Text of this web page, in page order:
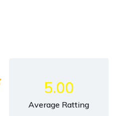
5.00
Average Ratting